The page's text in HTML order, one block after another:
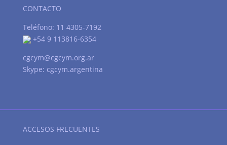
CONTACTO
Teléfono: 11 4305-7192
+54 9 113816-6354
cgcym@cgcym.org.ar
Skype: cgcym.argentina
ACCESOS FRECUENTES